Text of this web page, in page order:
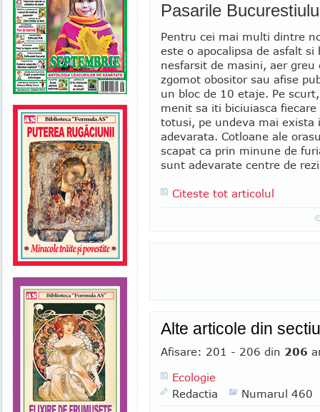
Pasarile
Pentru cei mai multi dintre
este o apocalipsa de asfalt si
nesfarsit de masini, aer greu
zgomot obositor sau afise
un bloc de 10 etaje. Pe
menit sa iti biciuiasca
totusi, pe undeva mai exista
adevarata. Cotloane ale
scapat ca prin minune de
sunt adevarate centre de
Citeste tot articolul
Alte articole din
Afisare: 201 - 206 din 206
Ecologie
Redactia
Numarul 460